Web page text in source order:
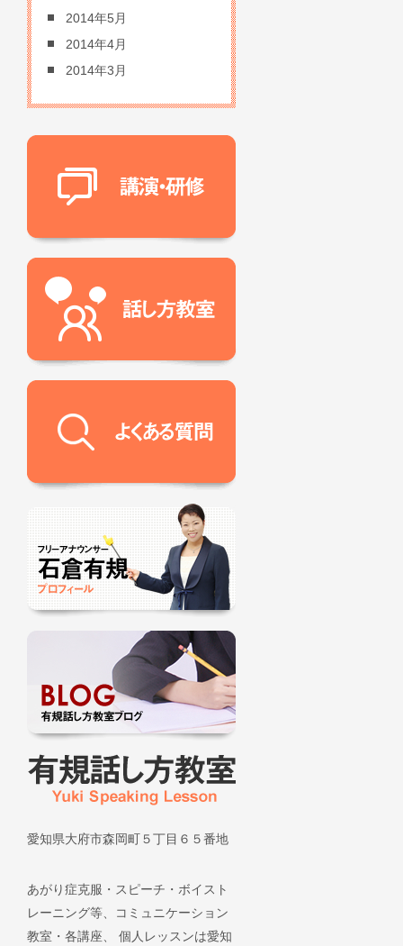
2014年5月
2014年4月
2014年3月
愛知県大府市森岡町５丁目６５番地
あがり症克服・スピーチ・ボイスト
レーニング等、コミュニケーション
教室・各講座、 個人レッスンは愛知